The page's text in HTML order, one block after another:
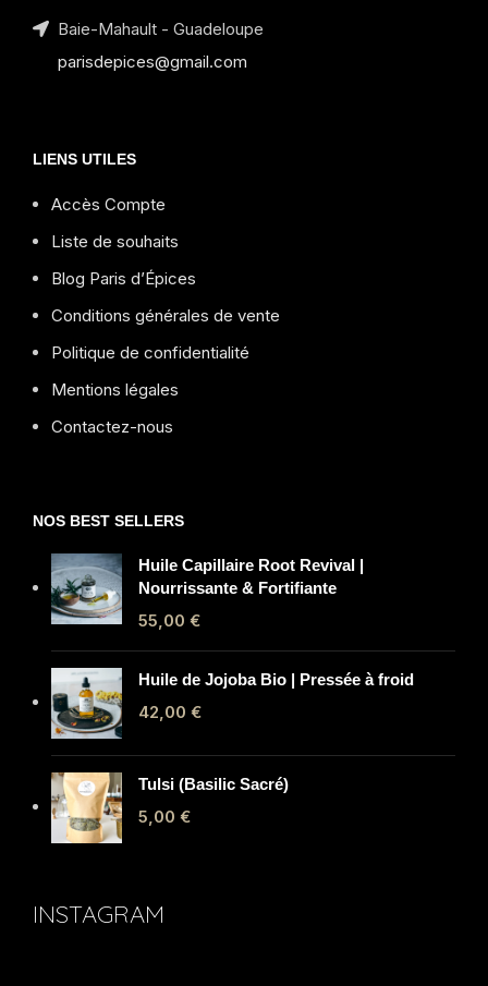
Baie-Mahault - Guadeloupe
parisdepices@gmail.com
LIENS UTILES
Accès Compte
Liste de souhaits
Blog Paris d’Épices
Conditions générales de vente
Politique de confidentialité
Mentions légales
Contactez-nous
NOS BEST SELLERS
Huile Capillaire Root Revival |
Nourrissante & Fortifiante
55,00 €
Huile de Jojoba Bio | Pressée à froid
42,00 €
Tulsi (Basilic Sacré)
5,00 €
INSTAGRAM